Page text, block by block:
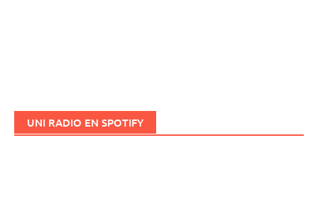
UNI RADIO EN SPOTIFY